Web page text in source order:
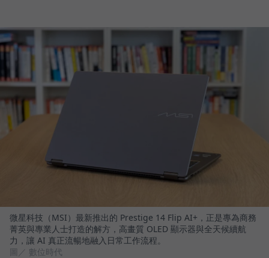
微星科技（MSI）最新推出的 Prestige 14 Flip AI+，正是專為商務
菁英與專業人士打造的解方，高畫質 OLED 顯示器與全天候續航
力，讓 AI 真正流暢地融入日常工作流程。
圖／ 數位時代